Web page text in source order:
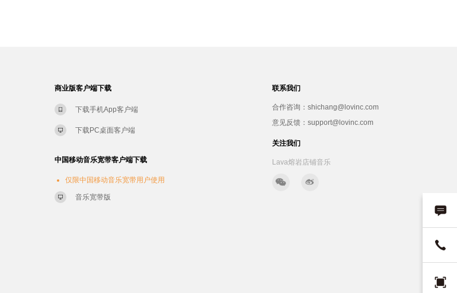
商业版客户端下载
下载手机App客户端
下载PC桌面客户端
中国移动音乐宽带客户端下载
仅限中国移动音乐宽带用户使用
音乐宽带版
联系我们
合作咨询：shichang@lovinc.com
意见反馈：support@lovinc.com
关注我们
Lava熔岩店铺音乐